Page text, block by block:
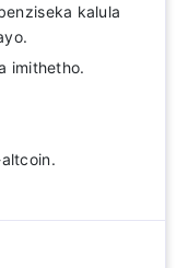
kalula
imithetho.